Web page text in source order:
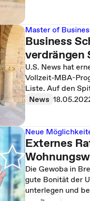
Master of
Business
verdrängen
U.S. News hat
Vollzeit-MBA-
Liste. Auf den
News
Neue
Externes
Die Gewoba in
gute Bonität der
unterlegen und